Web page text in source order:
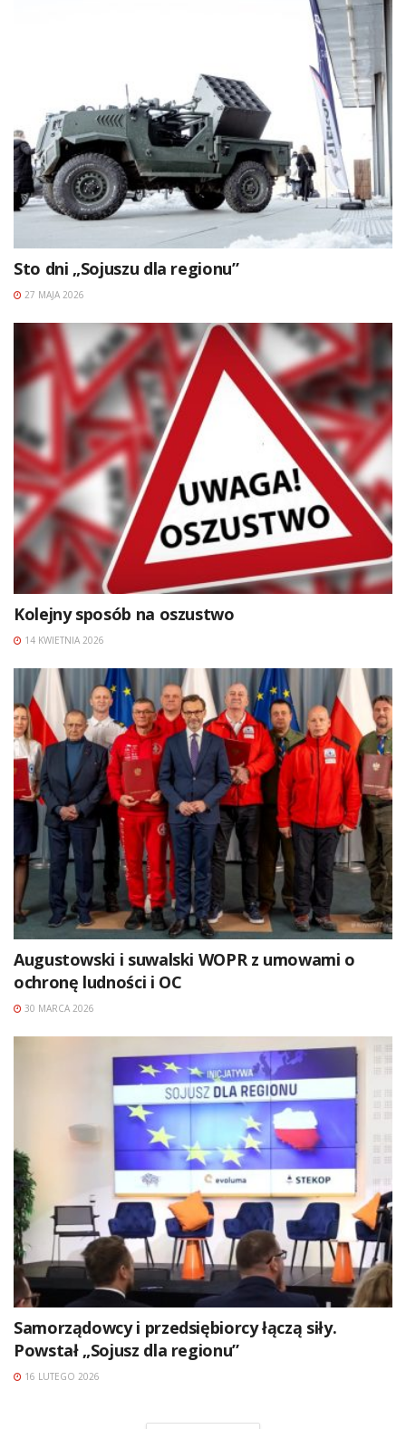
Sto dni „Sojuszu dla regionu”
27 MAJA 2026
Kolejny sposób na oszustwo
14 KWIETNIA 2026
Augustowski i suwalski WOPR z umowami o
ochronę ludności i OC
30 MARCA 2026
Samorządowcy i przedsiębiorcy łączą siły.
Powstał „Sojusz dla regionu”
16 LUTEGO 2026